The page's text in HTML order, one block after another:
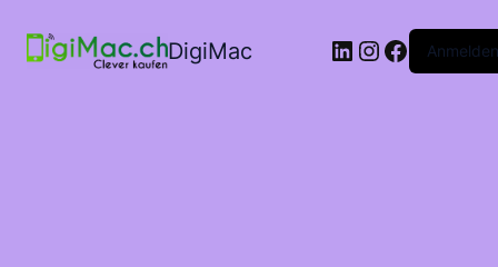
DigiMac LinkedIn
Instagram
Anmelden